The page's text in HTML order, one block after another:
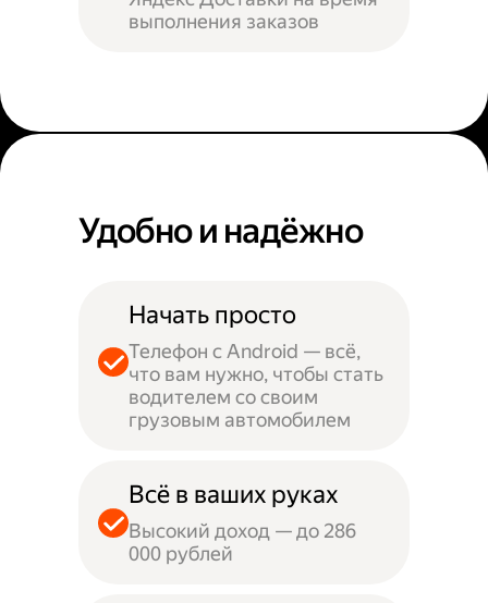
выполнения заказов
Удобно и надёжно
Начать просто
Телефон с Android — всё,
что вам нужно, чтобы стать
водителем со своим
грузовым автомобилем
Всё в ваших руках
Высокий доход — до 286
000 рублей